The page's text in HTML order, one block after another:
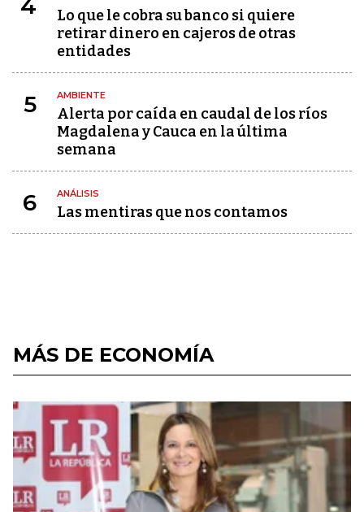
4
Lo que le cobra su banco si quiere
retirar dinero en cajeros de otras
entidades
5 AMBIENTE
Alerta por caída en caudal de los ríos
Magdalena y Cauca en la última
semana
6 ANÁLISIS
Las mentiras que nos contamos
MÁS DE ECONOMÍA